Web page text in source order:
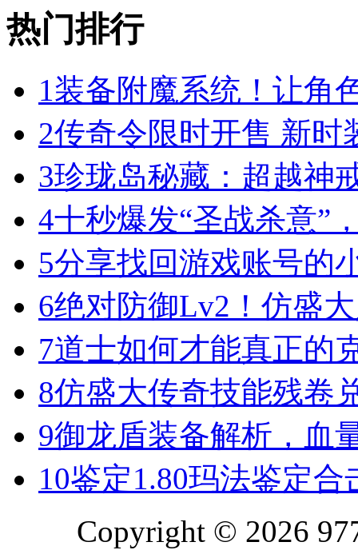
热门排行
1装备附魔系统！让角
2传奇令限时开售 新时
3珍珑岛秘藏：超越神
4十秒爆发“圣战杀意”
5分享找回游戏账号的
6绝对防御Lv2！仿盛
7道士如何才能真正的
8仿盛大传奇技能残卷
9御龙盾装备解析，血
10鉴定1.80玛法鉴定
Copyright © 2026